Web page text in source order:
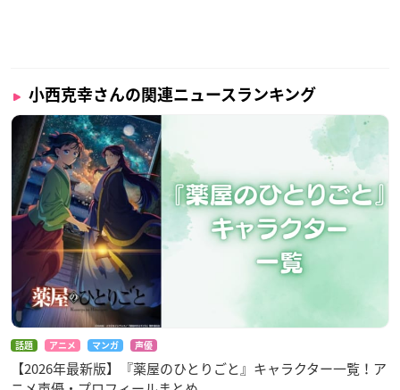
小西克幸さんの関連ニュースランキング
話題 アニメ マンガ 声優
【2026年最新版】『薬屋のひとりごと』キャラクター一覧！ア